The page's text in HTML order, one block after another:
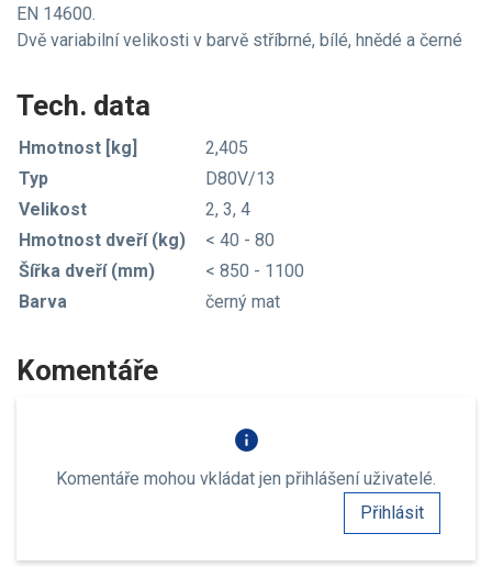
EN 14600.
Dvě variabilní velikosti v barvě stříbrné, bílé, hnědé a černé
Tech. data
Hmotnost [kg]
2,405
Typ
D80V/13
Velikost
2, 3, 4
Hmotnost dveří (kg)
< 40 - 80
Šířka dveří (mm)
< 850 - 1100
Barva
černý mat
Komentáře
info
Komentáře mohou vkládat jen přihlášení uživatelé.
Přihlásit